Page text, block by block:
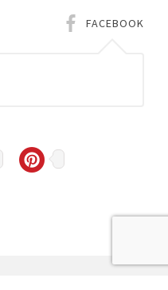
FACEBOOK